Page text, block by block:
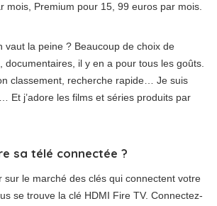
mois, Premium pour 15, 99 euros par mois.
vaut la peine ? Beaucoup de choix de
documentaires, il y en a pour tous les goûts.
classement, recherche rapide… Je suis
Et j’adore les films et séries produits par
sa télé connectée ?
sur le marché des clés qui connectent votre
se trouve la clé HDMI Fire TV. Connectez-